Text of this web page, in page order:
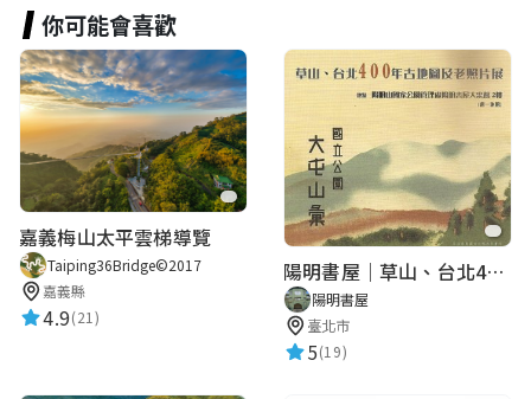
你可能會喜歡
嘉義梅山太平雲梯導覽
Taiping36Bridge©2017
嘉義縣
4.9(21)
陽明書屋｜草山、台北400年古地圖老照片展｜智慧導覽
陽明書屋
臺北市
5(19)